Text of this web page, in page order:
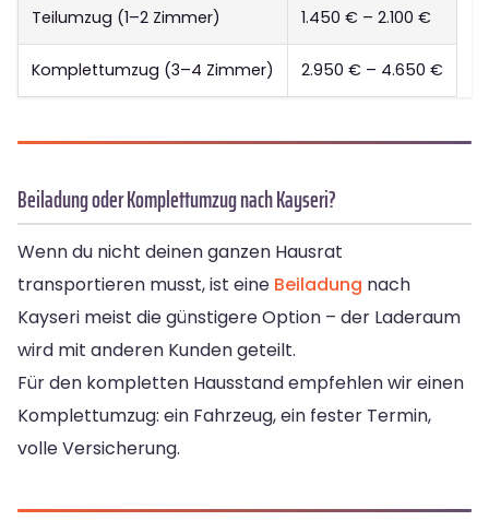
Teilumzug (1–2 Zimmer) 1.450 € – 2.100 €
Komplettumzug (3–4 Zimmer) 2.950 € – 4.650 €
Beiladung oder Komplettumzug nach Kayseri?
Wenn du nicht deinen ganzen Hausrat
transportieren musst, ist eine Beiladung nach
Kayseri meist die günstigere Option – der Laderaum
wird mit anderen Kunden geteilt.
Für den kompletten Hausstand empfehlen wir einen
Komplettumzug: ein Fahrzeug, ein fester Termin,
volle Versicherung.